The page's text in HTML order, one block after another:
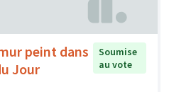
peint dans
Jour
Soumise
au vote